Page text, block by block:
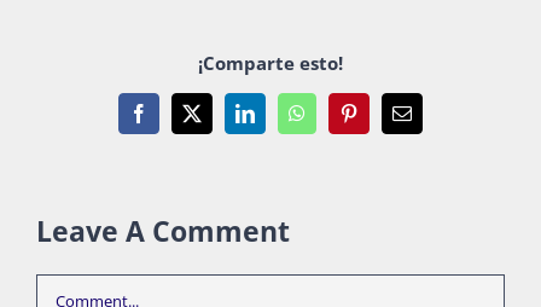
¡Comparte esto!
Facebook
X LinkedInWhatsAppPinterestEmail
Leave A Comment
Comment